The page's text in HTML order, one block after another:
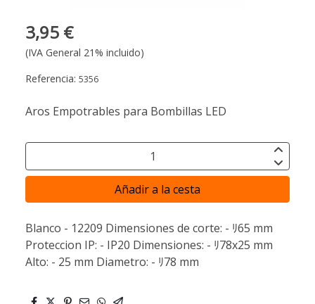
3,95 €
(IVA General 21% incluido)
Referencia: 5356
Aros Empotrables para Bombillas LED
Añadir a la cesta
Blanco - 12209 Dimensiones de corte: - ﾘ65 mm
Proteccion IP: - IP20 Dimensiones: - ﾘ78x25 mm
Alto: - 25 mm Diametro: - ﾘ78 mm